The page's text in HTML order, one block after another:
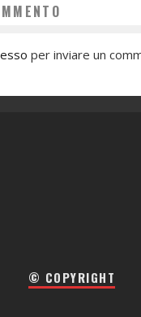
per inviare un
© COPYRIGHT